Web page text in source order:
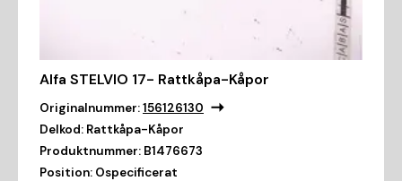
Alfa STELVIO 17- Rattkåpa-Kåpor
Originalnummer:156126130
Delkod: Rattkåpa-Kåpor
Produktnummer: B1476673
Position: Ospecificerat